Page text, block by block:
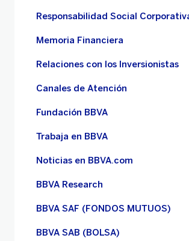
Responsabilidad Social
Memoria Financiera
Relaciones con los Inversionistas
Canales de Atención
Fundación BBVA
Trabaja en BBVA
Noticias en BBVA.com
BBVA Research
BBVA SAF (FONDOS MUTUOS)
BBVA SAB (BOLSA)